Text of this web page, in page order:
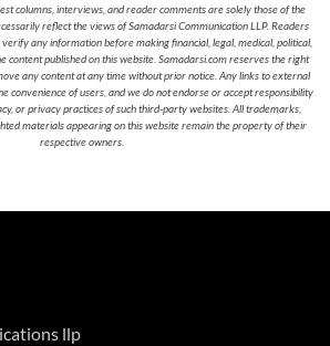
columns, interviews, and reader comments are solely those of the
reflect the views of Samadarsi Communication LLP. Readers
any information before making financial, legal, medical, political,
content published on this website. Samadarsi.com reserves the right
any content at any time without prior notice. Any links to external
convenience of users, and we do not endorse or accept responsibility
or privacy practices of such third-party websites. All trademarks,
materials appearing on this website remain the property of their
respective owners.
llp